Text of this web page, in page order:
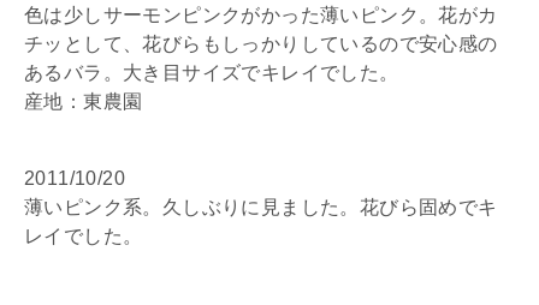
色は少しサーモンピンクがかった薄いピンク。花がカ
チッとして、花びらもしっかりしているので安心感の
あるバラ。大き目サイズでキレイでした。
産地：東農園
2011/10/20
薄いピンク系。久しぶりに見ました。花びら固めでキ
レイでした。